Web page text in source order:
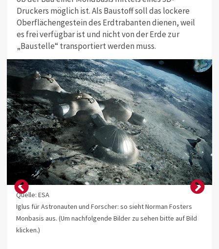
Druckers möglich ist. Als Baustoff soll das lockere
Oberflächengestein des Erdtrabanten dienen, weil
es frei verfügbar ist und nicht von der Erde zur
„Baustelle“ transportiert werden muss.
Quelle: ESA
Iglus für Astronauten und Forscher: so sieht Norman Fosters
Monbasis aus. (Um nachfolgende Bilder zu sehen bitte auf Bild
klicken.)